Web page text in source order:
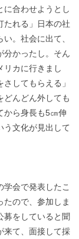
に合わせようとし
たれる」日本の社
。社会に出て、
分かったし。そん
リカに行きまし
してもらえる」
どんどん外しても
から身長も5㎝伸
う文化が見出して
学会で発表したこ
たので、参加しま
募をしていると聞
来て、面接して採